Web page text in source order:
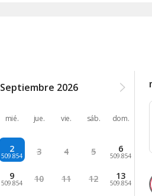
Septiembre 2026
mié. jue. vie. sáb. dom.
2
509.854 3 4 5 6
509.854
9
509.854 10 11 12 13
509.854